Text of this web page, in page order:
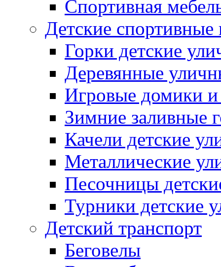
Спортивная
Детские
Горки детские
Деревянные
Игровые домики и
Зимние заливные
Качели детские
Металлические
Песочницы
Турники детские
Детский транспорт
Беговелы